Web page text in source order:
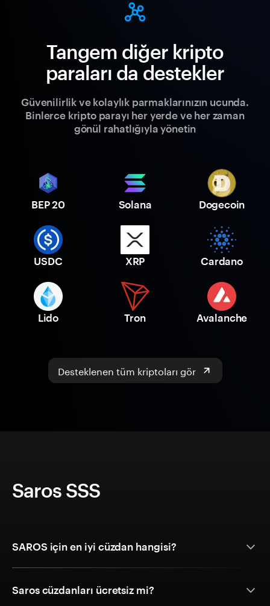
Tangem diğer kripto
paraları da destekler
Güvenilirlik ve kolaylık parmaklarınızın ucunda.
Binlerce kripto parayı her yerde ve her zaman
gönül rahatlığıyla yönetin
BEP 20 Solana Dogecoin
USDC XRP Cardano
Lido Tron Avalanche
Desteklenen tüm kriptoları gör
Saros SSS
SAROS için en iyi cüzdan hangisi?
Saros cüzdanları ücretsiz mi?